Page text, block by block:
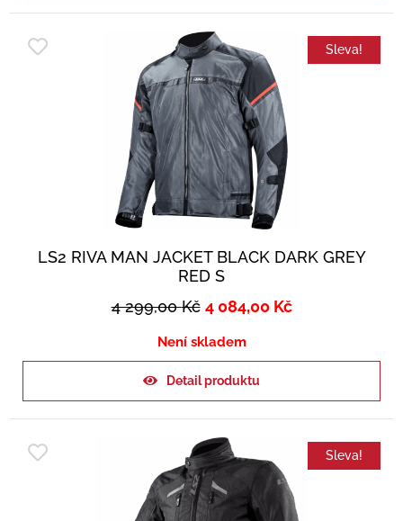
Sleva!
LS2 RIVA MAN JACKET BLACK DARK GREY
RED S
4 299,00Kč 4 084,00 Kč
Není skladem
Detail produktu
Sleva!